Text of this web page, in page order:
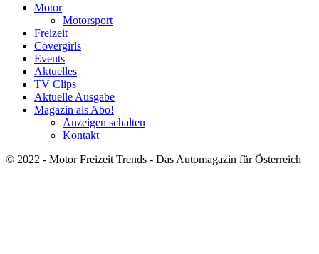
Motor
Motorsport
Freizeit
Covergirls
Events
Aktuelles
TV Clips
Aktuelle Ausgabe
Magazin als Abo!
Anzeigen schalten
Kontakt
© 2022 - Motor Freizeit Trends - Das Automagazin für Österreich